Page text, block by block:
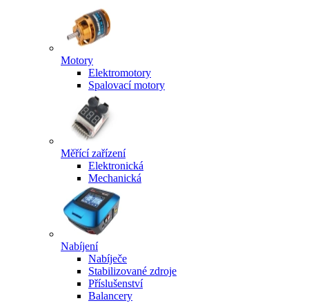
Motory
Elektromotory
Spalovací motory
Měřící zařízení
Elektronická
Mechanická
Nabíjení
Nabíječe
Stabilizované zdroje
Příslušenství
Balancery